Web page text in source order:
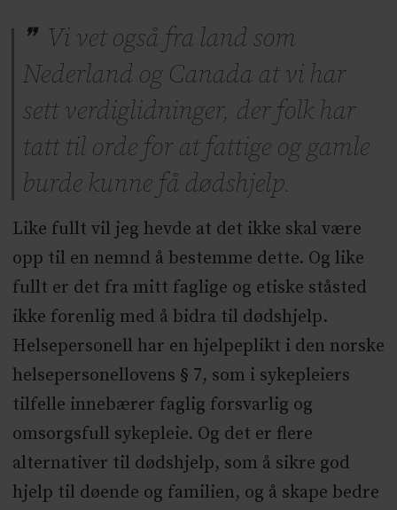
Vi vet også fra land som
Nederland og Canada at vi har
sett verdiglidninger, der folk har
tatt til orde for at fattige og gamle
burde kunne få dødshjelp.
Like fullt vil jeg hevde at det ikke skal være
opp til en nemnd å bestemme dette. Og like
fullt er det fra mitt faglige og etiske ståsted
ikke forenlig med å bidra til dødshjelp.
Helsepersonell har en hjelpeplikt i den norske
helsepersonellovens § 7, som i sykepleiers
tilfelle innebærer faglig forsvarlig og
omsorgsfull sykepleie. Og det er flere
alternativer til dødshjelp, som å sikre god
hjelp til døende og familien, og å skape bedre